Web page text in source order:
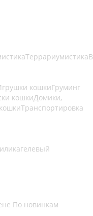
Террариумистика
кошкиГруминг
кошкиДомики,
Транспортировка
По новинкам